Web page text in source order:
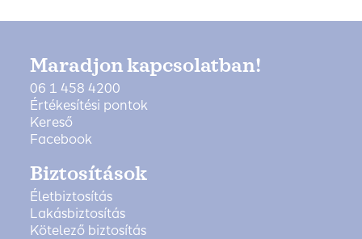
Maradjon kapcsolatban!
06 1 458 4200
Értékesítési pontok
Kereső
Facebook
Biztosítások
Életbiztosítás
Lakásbiztosítás
Kötelező biztosítás